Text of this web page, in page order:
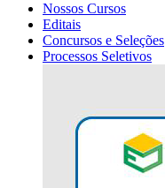
Nossos Cursos
Editais
Concursos e Seleções
Processos Seletivos